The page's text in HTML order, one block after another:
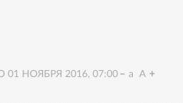
01 НОЯБРЯ 2016, 07:00 a A